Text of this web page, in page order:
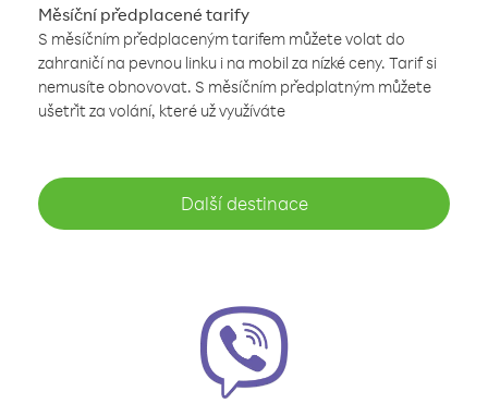
Měsíční předplacené tarify
S měsíčním předplaceným tarifem můžete volat do
zahraničí na pevnou linku i na mobil za nízké ceny. Tarif si
nemusíte obnovovat. S měsíčním předplatným můžete
ušetřit za volání, které už využíváte
Další destinace